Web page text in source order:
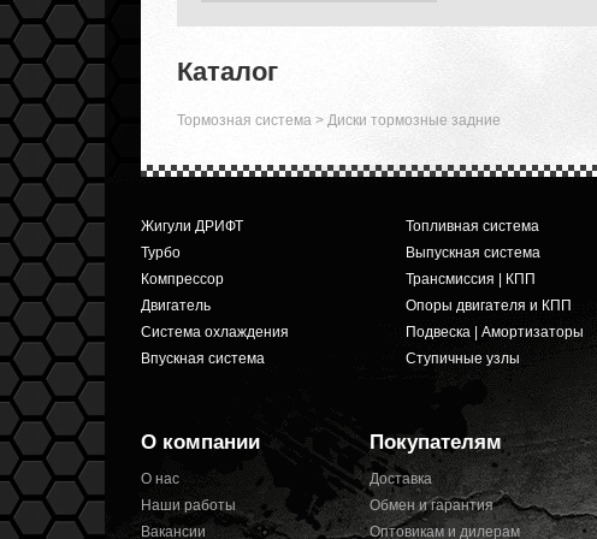
Каталог
Тормозная система > Диски тормозные задние
Жигули ДРИФТ
Турбо
Компрессор
Двигатель
Система охлаждения
Впускная система
Топливная система
Выпускная система
Трансмиссия | КПП
Опоры двигателя и КПП
Подвеска | Амортизаторы
Ступичные узлы
О компании
О нас
Наши работы
Вакансии
Покупателям
Доставка
Обмен и гарантия
Оптовикам и дилерам